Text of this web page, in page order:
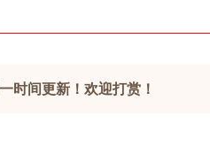
时间更新！欢迎打赏！